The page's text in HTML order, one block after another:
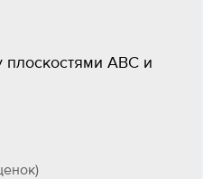
ABC и